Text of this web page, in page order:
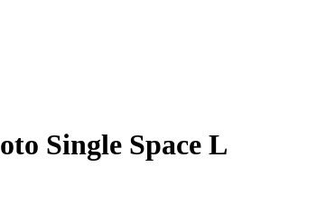
Single Space L